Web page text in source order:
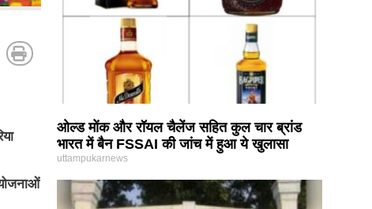
ओल्ड मोंक और रॉयल चैलेंज सहित कुल चार ब्रांड
भारत में बैन FSSAI की जांच में हुआ ये खुलासा
uttampukarnews